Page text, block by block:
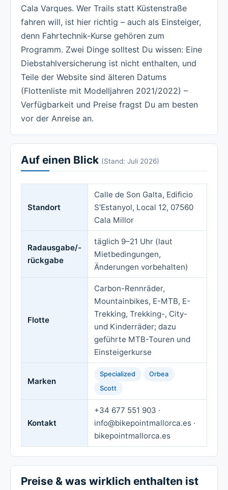
Cala Varques. Wer Trails statt Küstenstraße
fahren will, ist hier richtig – auch als Einsteiger,
denn Fahrtechnik-Kurse gehören zum
Programm. Zwei Dinge solltest Du wissen: Eine
Diebstahlversicherung ist nicht enthalten, und
Teile der Website sind älteren Datums
(Flottenliste mit Modelljahren 2021/2022) –
Verfügbarkeit und Preise fragst Du am besten
vor der Anreise an.
Auf einen Blick (Stand: Juli 2026)
Standort
Calle de Son Galta, Edificio
S'Estanyol, Local 12, 07560
Cala Millor
Radausgabe/-
rückgabe
täglich 9–21 Uhr (laut
Mietbedingungen,
Änderungen vorbehalten)
Flotte
Carbon-Rennräder,
Mountainbikes, E-MTB, E-
Trekking, Trekking-, City-
und Kinderräder; dazu
geführte MTB-Touren und
Einsteigerkurse
Marken
Specialized
Orbea
Scott
Kontakt
+34 677 551 903 ·
info@bikepointmallorca.es ·
bikepointmallorca.es
Preise & was wirklich enthalten ist